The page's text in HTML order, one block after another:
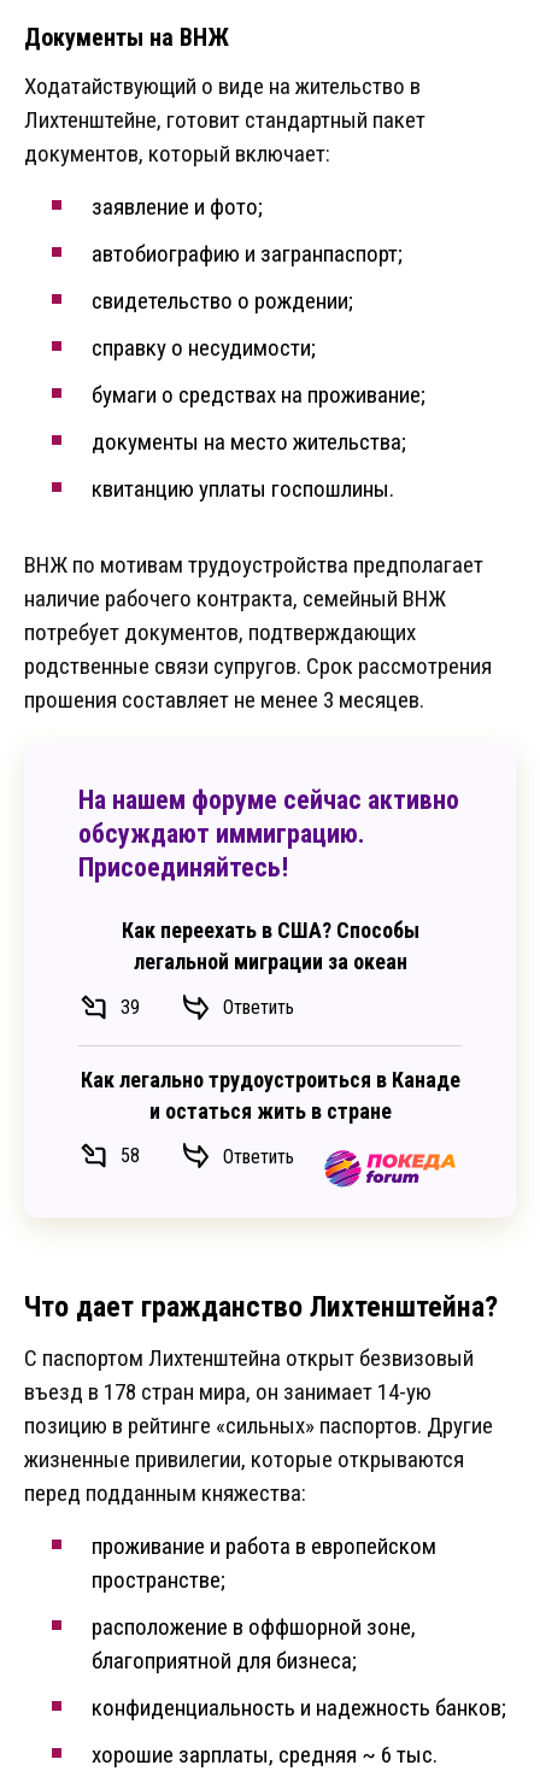
Документы на ВНЖ
Ходатайствующий о виде на жительство в
Лихтенштейне, готовит стандартный пакет
документов, который включает:
заявление и фото;
автобиографию и загранпаспорт;
свидетельство о рождении;
справку о несудимости;
бумаги о средствах на проживание;
документы на место жительства;
квитанцию уплаты госпошлины.
ВНЖ по мотивам трудоустройства предполагает
наличие рабочего контракта, семейный ВНЖ
потребует документов, подтверждающих
родственные связи супругов. Срок рассмотрения
прошения составляет не менее 3 месяцев.
На нашем форуме сейчас активно
обсуждают иммиграцию.
Присоединяйтесь!
Как переехать в США? Способы
легальной миграции за океан
39 Ответить
Как легально трудоустроиться в Канаде
и остаться жить в стране
58 Ответить
Что дает гражданство Лихтенштейна?
С паспортом Лихтенштейна открыт безвизовый
въезд в 178 стран мира, он занимает 14-ую
позицию в рейтинге «сильных» паспортов. Другие
жизненные привилегии, которые открываются
перед подданным княжества:
проживание и работа в европейском
пространстве;
расположение в оффшорной зоне,
благоприятной для бизнеса;
конфиденциальность и надежность банков;
хорошие зарплаты, средняя ~ 6 тыс.